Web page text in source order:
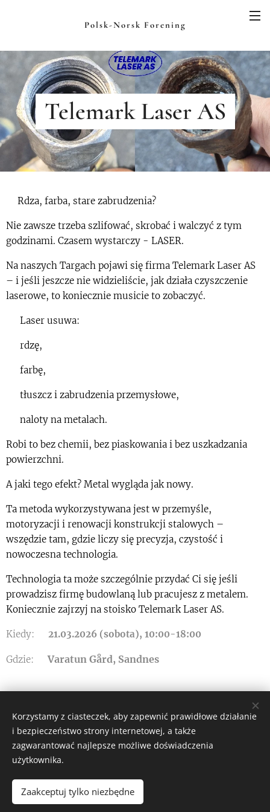
Polsk-Norsk Forening
Telemark Laser AS
Rdza, farba, stare zabrudzenia?
Nie zawsze trzeba szlifować, skrobać i walczyć z tym
godzinami. Czasem wystarczy - LASER. ⚡
Na naszych Targach pojawi się firma Telemark Laser AS
– i jeśli jeszcze nie widzieliście, jak działa czyszczenie
laserowe, to koniecznie musicie to zobaczyć.
🔥 Laser usuwa:
✔ rdzę,
✔ farbę,
✔ tłuszcz i zabrudzenia przemysłowe,
✔ naloty na metalach.
Robi to bez chemii, bez piaskowania i bez uszkadzania
powierzchni.
A jaki tego efekt? Metal wygląda jak nowy.
Ta metoda wykorzystywana jest w przemyśle,
motoryzacji i renowacji konstrukcji stalowych –
wszędzie tam, gdzie liczy się precyzja, czystość i
nowoczesna technologia.
Technologia ta może szczególnie przydać Ci się jeśli
prowadzisz firmę budowlaną lub pracujesz z metalem.
Koniecznie zajrzyj na stoisko Telemark Laser AS.
Kiedy:🗓️ 21.03.2026 (sobota), 10:00-18:00
Gdzie:📍Varatun Gård, Sandnes
Korzystamy z ciasteczek, aby zapewnić prawidłowe działanie
i bezpieczeństwo strony internetowej, a także
zagwarantować najlepsze możliwe doświadczenia
użytkownika.
Zaakceptuj tylko niezbędne